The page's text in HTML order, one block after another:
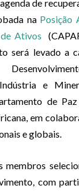
de
na Posição
Ativos
será levado a
e
de Paz
em
e globais.
membros
com